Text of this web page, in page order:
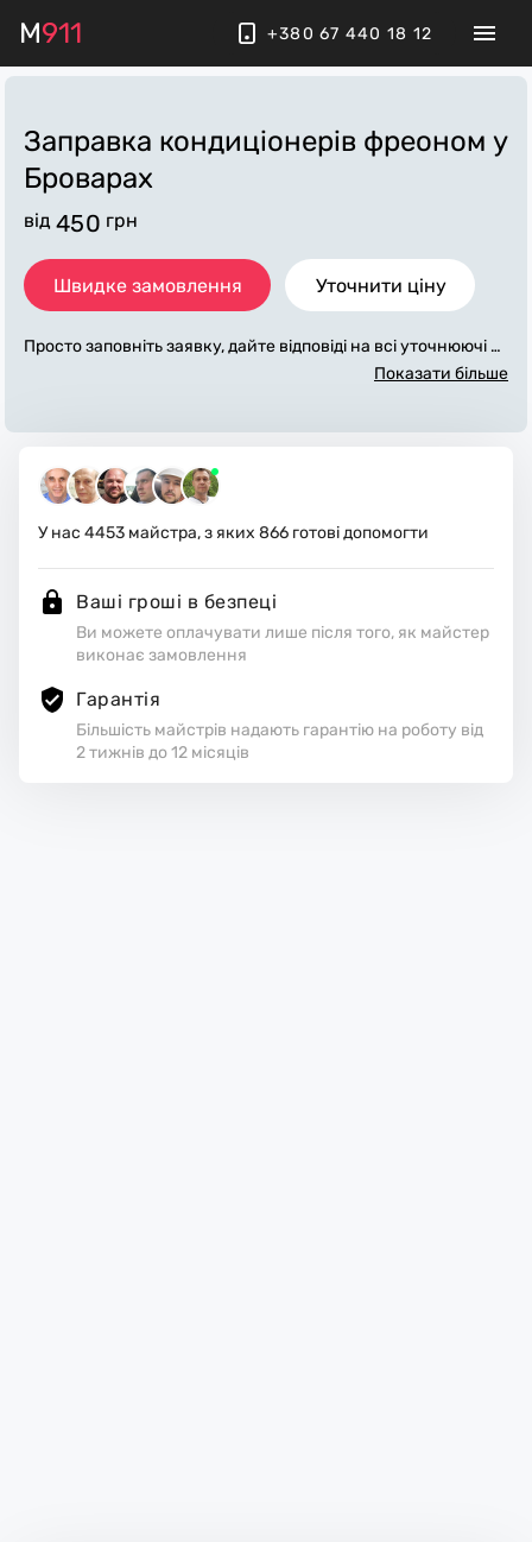
M911 +380 67 440 18 12
Заправка кондиціонерів фреоном у
Броварах
від 450 грн
Швидке замовлення Уточнити ціну
Просто заповніть заявку, дайте відповіді на всі уточнюючі за
питання по «заправка кондиционера фреоном». Ми зв'яже
і матеріали. Виконавці стежать за чистотою та прибирають
робоче місце.
Показати більше
У нас 4453 майстра, з яких 866 готові допомогти
Ваші гроші в безпеці
Ви можете оплачувати лише після того, як майстер
виконає замовлення
Гарантія
Більшість майстрів надають гарантію на роботу від
2 тижнів до 12 місяців